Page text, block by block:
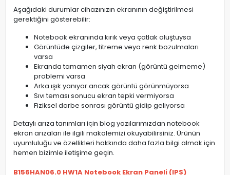
Aşağıdaki durumlar cihazınızın ekranının değiştirilmesi
gerektiğini gösterebilir:
Notebook ekranında kırık veya çatlak oluştuysa
Görüntüde çizgiler, titreme veya renk bozulmaları
varsa
Ekranda tamamen siyah ekran (görüntü gelmeme)
problemi varsa
Arka ışık yanıyor ancak görüntü görünmüyorsa
Sıvı teması sonucu ekran tepki vermiyorsa
Fiziksel darbe sonrası görüntü gidip geliyorsa
Detaylı arıza tanımları için blog yazılarımızdan notebook
ekran arızaları ile ilgili makalemizi okuyabilirsiniz. Ürünün
uyumluluğu ve özellikleri hakkında daha fazla bilgi almak için
hemen bizimle iletişime geçin.
B156HAN06.0 HW1A Notebook Ekran Paneli (IPS)